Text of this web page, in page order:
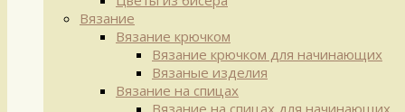
Вязание
Вязание крючком
Вязание крючком для начинающих
Вязаные изделия
Вязание на спицах
Вязание на спицах для начинающих